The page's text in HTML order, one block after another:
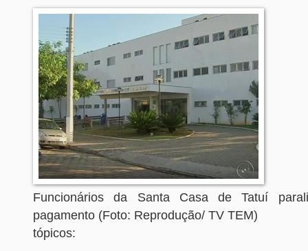
Funcionários da Santa Casa de Tatuí
pagamento (Foto: Reprodução/ TV TEM)
tópicos: